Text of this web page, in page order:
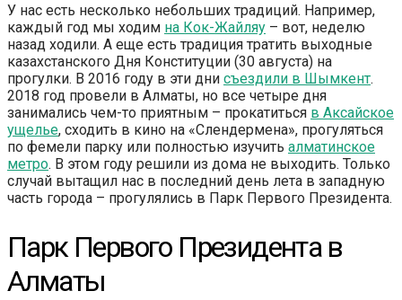
У нас есть несколько небольших традиций. Например,
каждый год мы ходим на Кок-Жайляу – вот, неделю
назад ходили. А еще есть традиция тратить выходные
казахстанского Дня Конституции (30 августа) на
прогулки. В 2016 году в эти дни съездили в Шымкент.
2018 год провели в Алматы, но все четыре дня
занимались чем-то приятным – прокатиться в Аксайское
ущелье, сходить в кино на «Слендермена», прогуляться
по фемели парку или полностью изучить алматинское
метро. В этом году решили из дома не выходить. Только
случай вытащил нас в последний день лета в западную
часть города – прогулялись в Парк Первого Президента.
Парк Первого Президента в
Алматы